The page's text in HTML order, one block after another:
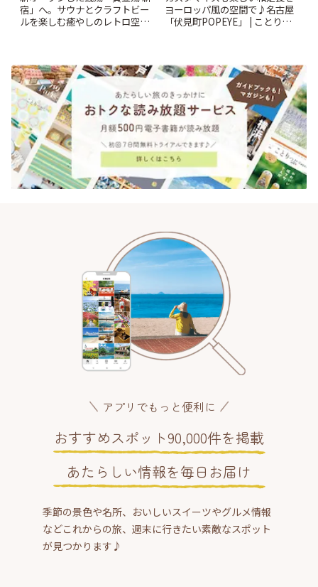
宿」へ。サウナとクラフトビー
ルを楽しむ癒やしのレトロ空間
ヨーロッパ風の空間で♪名古屋
「伏見町POPEYE」 | ことりっ
アプリでもっと便利に
おすすめスポット90,000件を掲載
あたらしい情報を毎日お届け
季節の景色や名所、おいしいスイーツやグルメ情報
などこれからの旅、週末に行きたい素敵なスポット
が見つかります♪